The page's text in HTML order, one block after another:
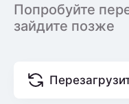
Попробуйте
зайдите позже